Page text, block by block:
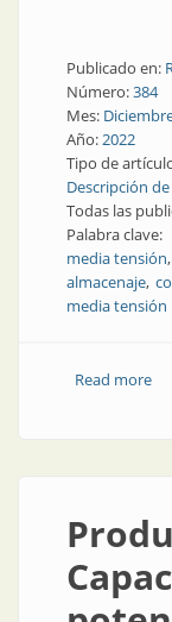
Publicado en:
Número:384
Mes:
Año:2022
Tipo de
Descripción
Todas las
Palabra clave:
media tensión
almacenaje
media tensión
Read more